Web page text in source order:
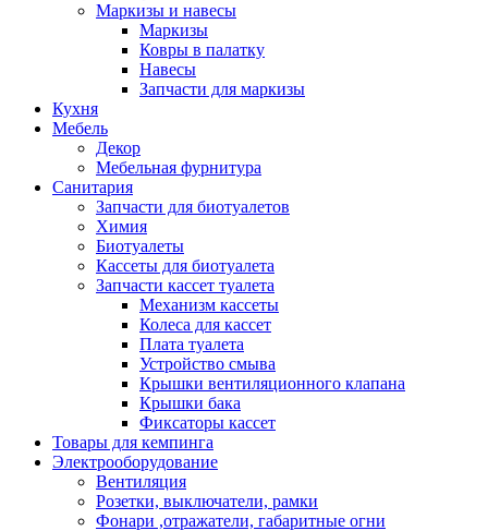
Маркизы и навесы
Маркизы
Ковры в палатку
Навесы
Запчасти для маркизы
Кухня
Мебель
Декор
Мебельная фурнитура
Санитария
Запчасти для биотуалетов
Химия
Биотуалеты
Кассеты для биотуалета
Запчасти кассет туалета
Механизм кассеты
Колеса для кассет
Плата туалета
Устройство смыва
Крышки вентиляционного клапана
Крышки бака
Фиксаторы кассет
Товары для кемпинга
Электрооборудование
Вентиляция
Розетки, выключатели, рамки
Фонари ,отражатели, габаритные огни